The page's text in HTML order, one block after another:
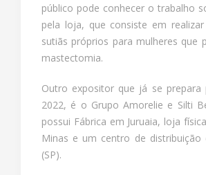
público pode conhecer o trabalho
pela loja, que consiste em
sutiãs próprios para mulheres que
mastectomia.
Outro expositor que já se prepara
2022, é o Grupo Amorelie e Silti
possui Fábrica em Juruaia, loja
Minas e um centro de distribuição
(SP).